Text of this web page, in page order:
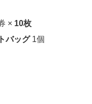
× 10枚
バッグ1個